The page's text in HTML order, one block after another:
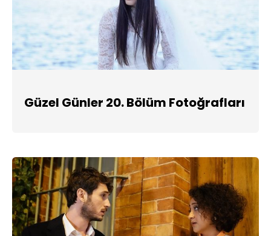
Güzel Günler 20. Bölüm Fotoğrafları